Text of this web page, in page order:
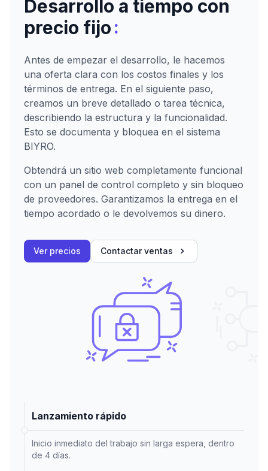
Desarrollo a tiempo con
precio fijo:
Antes de empezar el desarrollo, le hacemos
una oferta clara con los costos finales y los
términos de entrega. En el siguiente paso,
creamos un breve detallado o tarea técnica,
describiendo la estructura y la funcionalidad.
Esto se documenta y bloquea en el sistema
BIYRO.
Obtendrá un sitio web completamente funcional
con un panel de control completo y sin bloqueo
de proveedores. Garantizamos la entrega en el
tiempo acordado o le devolvemos su dinero.
Ver precios Contactar ventas
Lanzamiento rápido
Inicio inmediato del trabajo sin larga espera, dentro
de 4 días.